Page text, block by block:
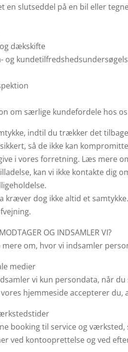
en slutseddel på en bil eller
dækskifte
om særlige kundefordele hos os
indtil du trækker det
så de ikke kan
i vores forretning. Læs mere
kan vi ikke kontakte dig
kræver dog ikke altid et
OG INDSAMLER VI?
om, hvor vi indsamler
medier
vi kun persondata, når
hjemmeside accepterer
booking til service og
ved kontooprettelse og ved